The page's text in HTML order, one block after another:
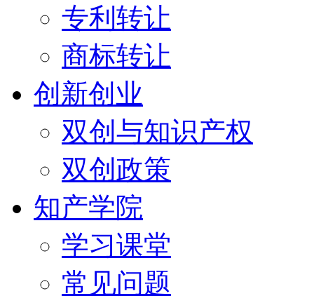
专利转让
商标转让
创新创业
双创与知识产权
双创政策
知产学院
学习课堂
常见问题